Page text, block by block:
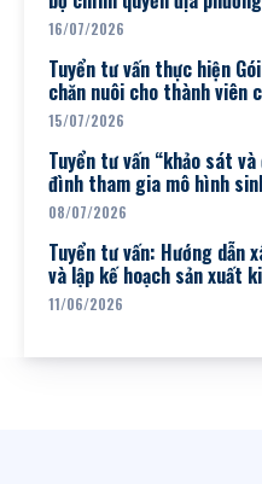
16/07/2026
Tuyển tư vấn thực hiện
chăn nuôi cho thành viên
15/07/2026
Tuyển tư vấn “khảo sát
đình tham gia mô hình
08/07/2026
Tuyển tư vấn: Hướng dẫn
và lập kế hoạch sản xuất
11/06/2026